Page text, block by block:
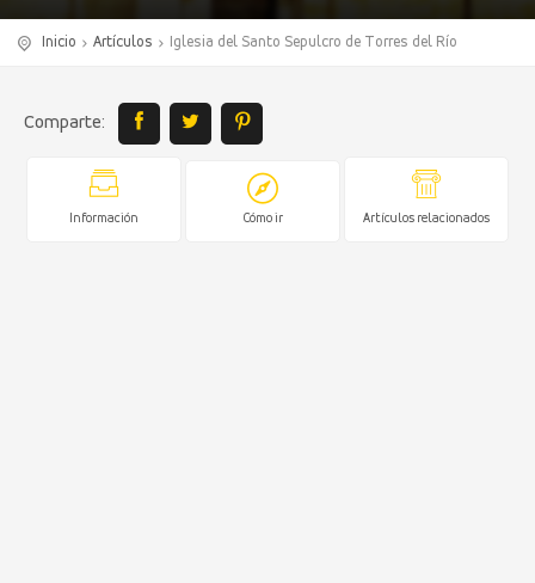
Inicio Artículos Iglesia del Santo Sepulcro de Torres del Río
Comparte:
Información Cómo ir Artículos relacionados